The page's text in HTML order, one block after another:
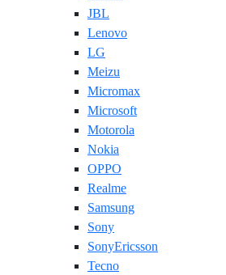
JBL
Lenovo
LG
Meizu
Micromax
Microsoft
Motorola
Nokia
OPPO
Realme
Samsung
Sony
SonyEricsson
Tecno